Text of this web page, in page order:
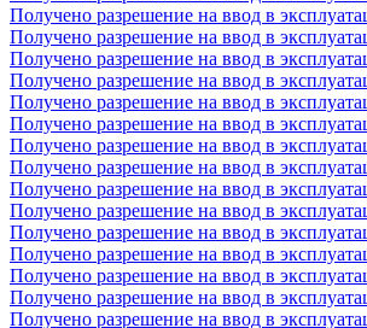
Получено разрешение на ввод в
Получено разрешение на ввод в
Получено разрешение на ввод в
Получено разрешение на ввод в
Получено разрешение на ввод в
Получено разрешение на ввод в
Получено разрешение на ввод в
Получено разрешение на ввод в
Получено разрешение на ввод в
Получено разрешение на ввод в
Получено разрешение на ввод в
Получено разрешение на ввод в
Получено разрешение на ввод в
Получено разрешение на ввод в
Получено разрешение на ввод в